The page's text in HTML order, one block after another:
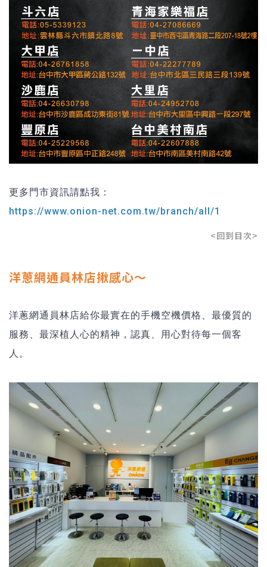
更多門市資訊請點我：
https://www.onion-net.com.tw/branch/all/1
<回到目次>
洋蔥網通員林店揪感心～
洋蔥網通員林店給你最實在的手機空機價格、最優質的
服務、最深植人心的精神 ，認真、用心對待每一個客
人。